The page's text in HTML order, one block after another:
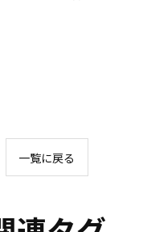
一覧に戻る